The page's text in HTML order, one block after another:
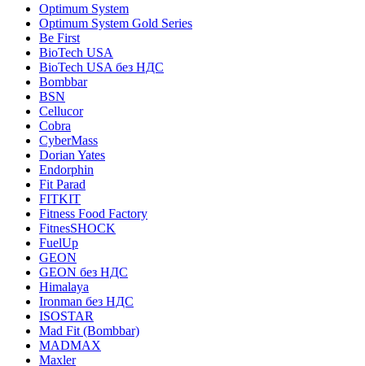
Optimum System
Optimum System Gold Series
Be First
BioTech USA
BioTech USA без НДС
Bombbar
BSN
Cellucor
Cobra
CyberMass
Dorian Yates
Endorphin
Fit Parad
FITKIT
Fitness Food Factory
FitnesSHOCK
FuelUp
GEON
GEON без НДС
Himalaya
Ironman без НДС
ISOSTAR
Mad Fit (Bombbar)
MADMAX
Maxler